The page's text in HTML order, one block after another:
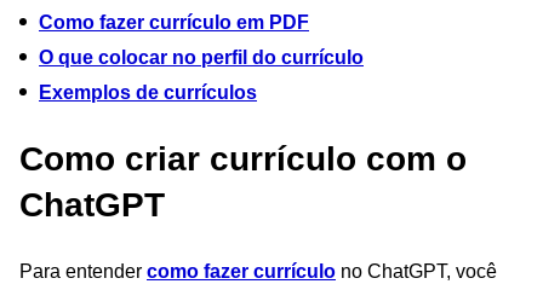
Como fazer currículo em PDF
O que colocar no perfil do currículo
Exemplos de currículos
Como criar currículo com o
ChatGPT
Para entender como fazer currículo no ChatGPT, você